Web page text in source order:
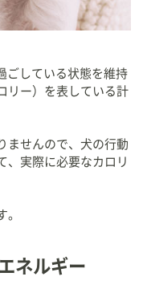
ごしている状態を維持
リー）を表している計
ませんので、犬の行動
、実際に必要なカロリ
。
ネルギー